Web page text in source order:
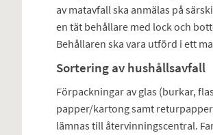
av matavfall ska anmälas på
en tät behållare med lock och
Behållaren ska vara utförd i ett
Sortering av hushållsavfall
Förpackningar av glas (burkar,
papper/kartong samt
lämnas till återvinningscentral.